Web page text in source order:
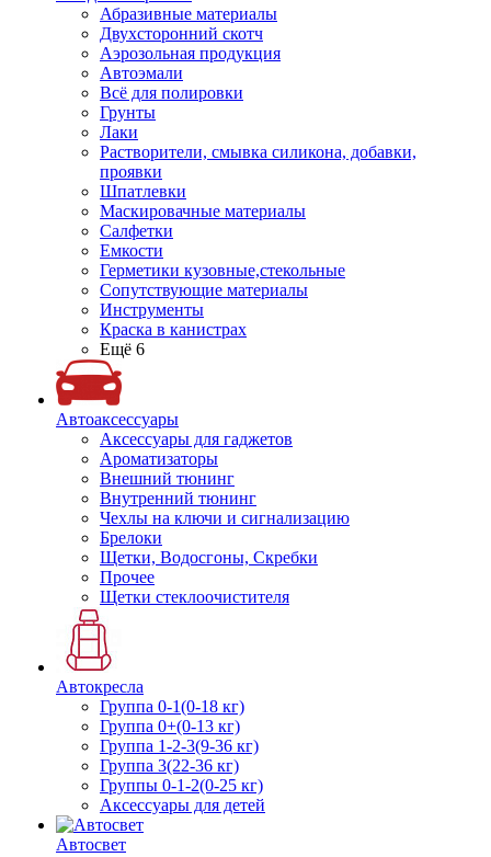
Абразивные материалы
Двухсторонний скотч
Аэрозольная продукция
Автоэмали
Всё для полировки
Грунты
Лаки
Растворители, смывка силикона, добавки,
проявки
Шпатлевки
Маскировачные материалы
Салфетки
Емкости
Герметики кузовные,стекольные
Сопутствующие материалы
Инструменты
Краска в канистрах
Ещё 6
Автоаксессуары
Аксессуары для гаджетов
Ароматизаторы
Внешний тюнинг
Внутренний тюнинг
Чехлы на ключи и сигнализацию
Брелоки
Щетки, Водосгоны, Скребки
Прочее
Щетки стеклоочистителя
Автокресла
Группа 0-1(0-18 кг)
Группа 0+(0-13 кг)
Группа 1-2-3(9-36 кг)
Группа 3(22-36 кг)
Группы 0-1-2(0-25 кг)
Аксессуары для детей
Автосвет